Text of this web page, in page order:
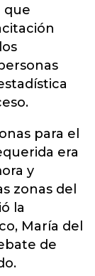
que
para el
era
y
zonas del
la
María del
de